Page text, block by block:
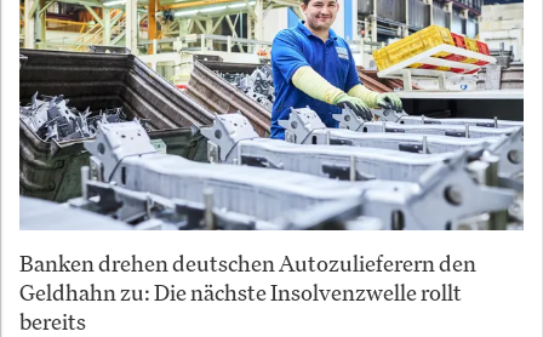
Banken drehen deutschen Autozulieferern den
Geldhahn zu: Die nächste Insolvenzwelle rollt
bereits